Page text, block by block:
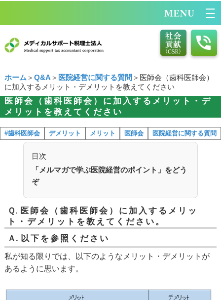
ホーム ＞ Q&A ＞ 医院経営に関する質問 ＞医師会（歯科医師会）
に加入するメリット・デメリットを教えてください
医師会（歯科医師会）に加入するメリット・デ
メリットを教えてください
#歯科医師会 デメリット メリット 医師会 医院経営に関する質問
目次
「メルマガで学ぶ医院経営のポイント」をどう
ぞ
Ｑ. 医師会（歯科医師会）に加入するメリッ
ト・デメリットを教えてください。
Ａ. 以下を参照ください
私が知る限りでは、以下のようなメリット・デメリットが
あるように思います。